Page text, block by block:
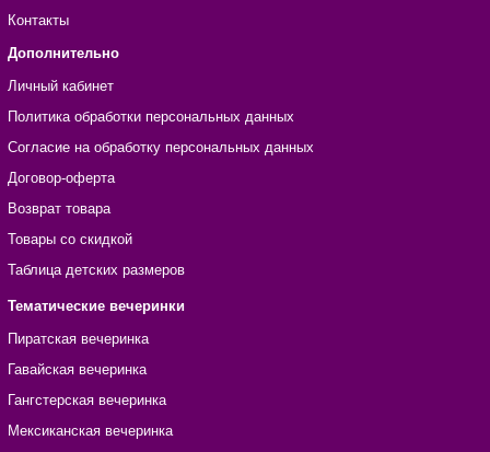
Контакты
Дополнительно
Личный кабинет
Политика обработки персональных данных
Согласие на обработку персональных данных
Договор-оферта
Возврат товара
Товары со скидкой
Таблица детских размеров
Тематические вечеринки
Пиратская вечеринка
Гавайская вечеринка
Гангстерская вечеринка
Мексиканская вечеринка